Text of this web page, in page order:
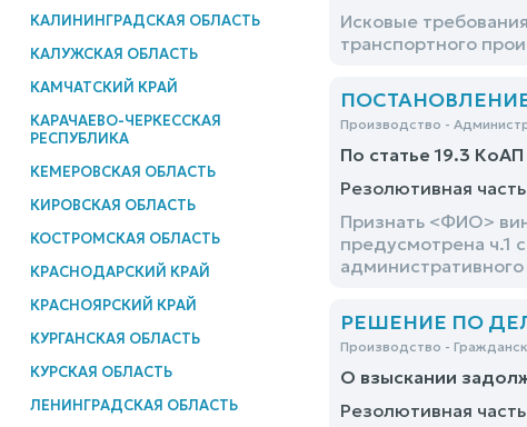
КАЛИНИНГРАДСКАЯ ОБЛАСТЬ
КАЛУЖСКАЯ ОБЛАСТЬ
КАМЧАТСКИЙ КРАЙ
КАРАЧАЕВО-ЧЕРКЕССКАЯ
РЕСПУБЛИКА
КЕМЕРОВСКАЯ ОБЛАСТЬ
КИРОВСКАЯ ОБЛАСТЬ
КОСТРОМСКАЯ ОБЛАСТЬ
КРАСНОДАРСКИЙ КРАЙ
КРАСНОЯРСКИЙ КРАЙ
КУРГАНСКАЯ ОБЛАСТЬ
КУРСКАЯ ОБЛАСТЬ
ЛЕНИНГРАДСКАЯ ОБЛАСТЬ
Исковые
транспортного
ПОСТАНОВЛЕНИЕ
Производство -
По статье 19.3
Резолютивная часть
Признать <ФИО>
предусмотрена ч.1
административного
РЕШЕНИЕ ПО
Производство -
О взыскании
Резолютивная часть